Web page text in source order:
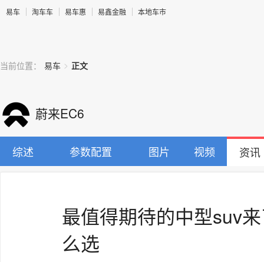
易车 淘车车 易车惠 易鑫金融 本地车市
当前位置： 易车 > 正文
蔚来EC6
综述 参数配置 图片 视频 资讯
最值得期待的中型suv
么选